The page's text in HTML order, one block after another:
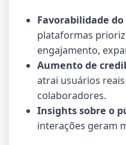
Favorabilidade
plataformas
engajamento,
Aumento de
atrai usuários
colaboradores.
Insights sobre o
interações geram